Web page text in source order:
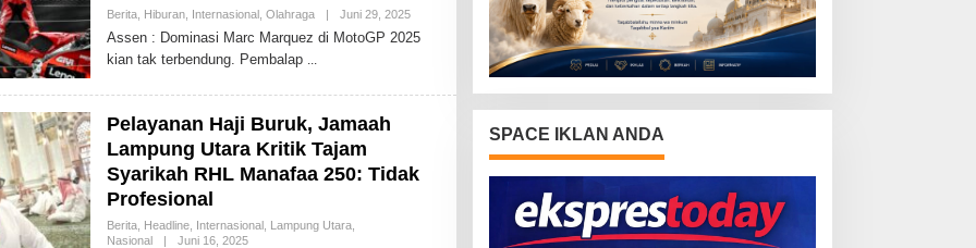
Berita, Hiburan, Internasional, Olahraga | Juni 29, 2025O
L
E
Assen : Dominasi Marc Marquez di MotoGP 2025
kian tak terbendung. Pembalap
Pelayanan Haji Buruk, Jamaah
Lampung Utara Kritik Tajam
Syarikah RHL Manafaa 250: Tidak
Profesional
Berita, Headline, Internasional, Lampung Utara,
Nasional
| Juni 16, 2025O
SPACE IKLAN ANDA